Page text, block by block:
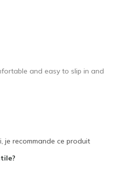
to width
to size
and easy to slip in and
je recommande ce produit